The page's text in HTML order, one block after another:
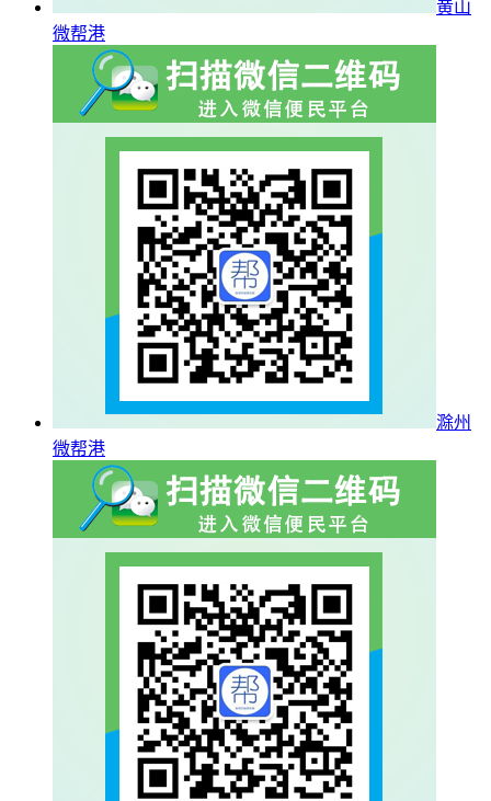
黄山
微帮港
滁州
微帮港